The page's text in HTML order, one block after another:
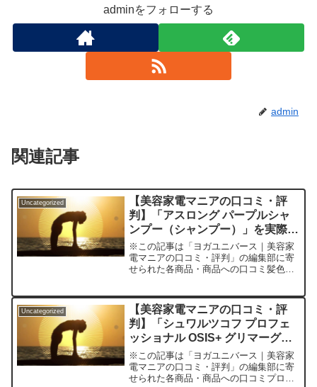
adminをフォローする
admin
関連記事
Uncategorized
【美容家電マニアの口コミ・評
判】「アスロング パープルシャ
ンプー（シャンプー）」を実際に
使ってみた正直感想
※この記事は「ヨガユニバース｜美容家
電マニアの口コミ・評判」の編集部に寄
せられた各商品・商品への口コミ髪色
シャンプー」体験記ヘアカラーをしたば
かりのあの透明感や...
Uncategorized
【美容家電マニアの口コミ・評
判】「シュワルツコフ プロフェ
ッショナル OSIS+ グリマーグロ
ス（スタイリング剤）」を実際に
使ってみた正直感想
※この記事は「ヨガユニバース｜美容家
電マニアの口コミ・評判」の編集部に寄
せられた各商品・商品への口コミプロ仕